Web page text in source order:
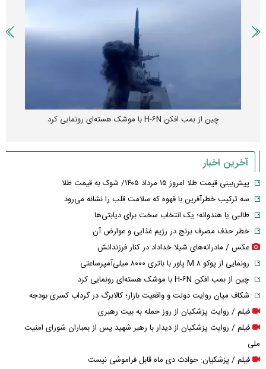
چین از بمب افکن H-۶N با موشک هسته‌ای رونمایی کرد
آخرین اخبار
پیش‌بینی قیمت طلا امروز ۱۵ مرداد ۱۴۰۵/ شوک به قیمت طلا
سه ترکیب خطرآفرین با قهوه که سلامت قلب را نشانه می‌رود
طالبی یا هندوانه؛ یک انتخاب سخت برای دیابتی‌ها
خطر حذف مصرف برنج در رژیم غذایی و عوارض آن
عکس / مادرانه‌های شیلا خداداد در کنار فرزندانش
رونمایی از پوکو M ۸ پاور با باتری ۸۰۰۰ میلی‌آمپرساعتی
چین از بمب افکن H-۶N با موشک هسته‌ای رونمایی کرد
شکاف میان روایت دولت و واقعیت بازار؛ کالابرگ در گرداب کسری بودجه
فیلم / روایت پزشکیان از روز حمله به بیت رهبری
فیلم / روایت پزشکیان از دیدار با رهبر شهید پس از بمباران شورای امنیت
ملی
فیلم / پزشکیان: حوادث دی ماه قابل فراموشی نیست